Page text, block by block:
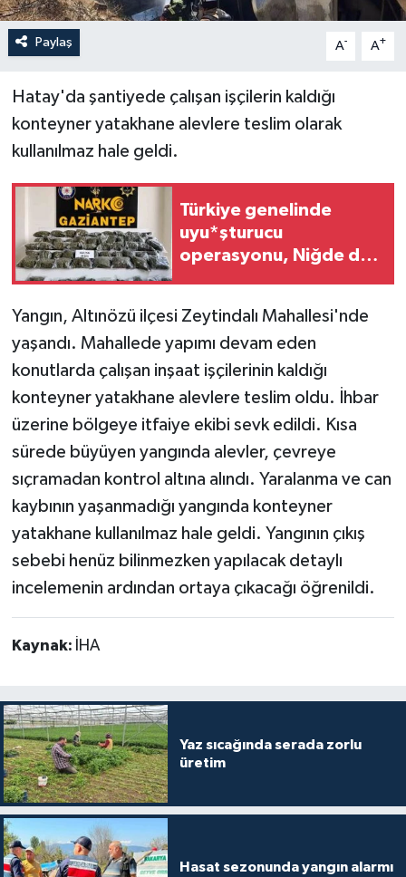
Paylaş A- A+
Hatay'da şantiyede çalışan işçilerin kaldığı
konteyner yatakhane alevlere teslim olarak
kullanılmaz hale geldi.
Türkiye genelinde
uyu*şturucu
operasyonu, Niğde de
Yangın, Altınözü ilçesi Zeytindalı Mahallesi'nde
yaşandı. Mahallede yapımı devam eden
konutlarda çalışan inşaat işçilerinin kaldığı
konteyner yatakhane alevlere teslim oldu. İhbar
üzerine bölgeye itfaiye ekibi sevk edildi. Kısa
sürede büyüyen yangında alevler, çevreye
sıçramadan kontrol altına alındı. Yaralanma ve can
kaybının yaşanmadığı yangında konteyner
yatakhane kullanılmaz hale geldi. Yangının çıkış
sebebi henüz bilinmezken yapılacak detaylı
incelemenin ardından ortaya çıkacağı öğrenildi.
Kaynak: İHA
Yaz sıcağında serada zorlu
üretim
Hasat sezonunda yangın alarmı